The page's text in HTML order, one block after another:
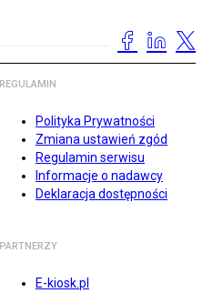
REGULAMIN
Polityka Prywatności
Zmiana ustawień zgód
Regulamin serwisu
Informacje o nadawcy
Deklaracja dostępności
PARTNERZY
E-kiosk.pl